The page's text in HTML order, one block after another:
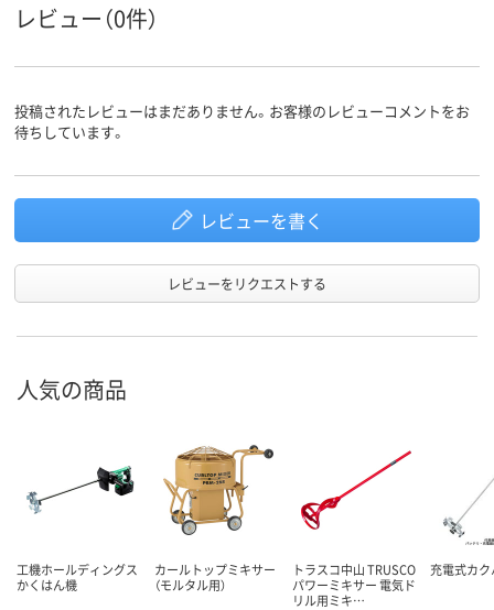
レビュー（0件）
投稿されたレビューはまだありません。お客様のレビューコメントをお
待ちしています。
レビューを書く
レビューをリクエストする
人気の商品
工機ホールディングス
かくはん機
カールトップミキサー
（モルタル用）
トラスコ中山 TRUSCO
パワーミキサー 電気ド
リル用ミキ…
充電式カ